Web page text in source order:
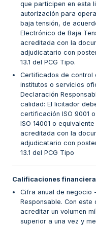
que participen en esta
autorización para
baja tensión, de
Electrónico de Baja
acreditada con la
adjudicatario con
13.1 del PCG Tipo.
Certificados de control
institutos o servicios
Declaración
calidad: El licitador
certificación ISO 9001
ISO 14001 o
acreditada con la
adjudicatario con
13.1 del PCG Tipo
Calificaciones
Cifra anual de negocio
Responsable. Con
acreditar un volumen
superior a una vez y